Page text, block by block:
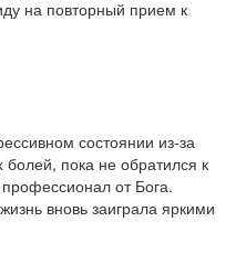
на повторный прием к
состоянии из-за
болей, пока не обратился к
от Бога.
вновь заиграла яркими